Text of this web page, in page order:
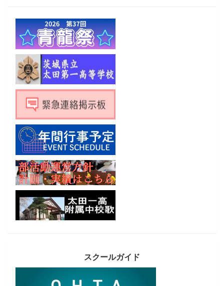
スクールガイド